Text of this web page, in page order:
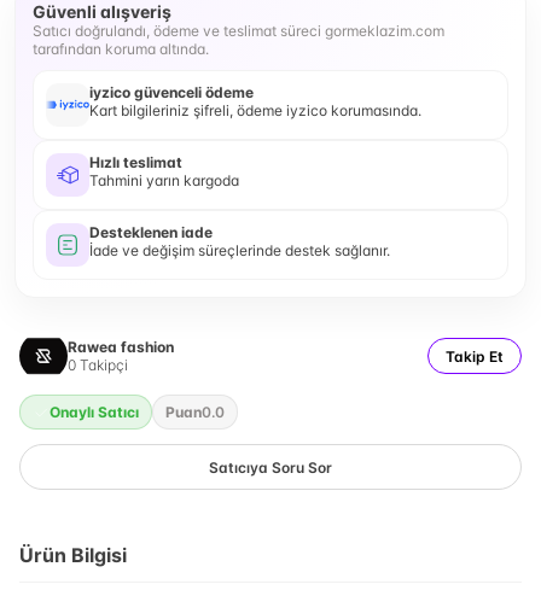
Güvenli alışveriş
Satıcı doğrulandı, ödeme ve teslimat süreci gormeklazim.com
tarafından koruma altında.
iyzico güvenceli ödeme
Kart bilgileriniz şifreli, ödeme iyzico korumasında.
Hızlı teslimat
Tahmini yarın kargoda
Desteklenen iade
İade ve değişim süreçlerinde destek sağlanır.
Rawea fashion
0 Takipçi Takip Et
Onaylı Satıcı Puan0.0
Satıcıya Soru Sor
Ürün Bilgisi